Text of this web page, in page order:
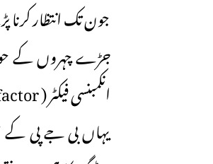
جون تک انتظار
جڑے چہروں کے
انکمبنسی فیکٹر ( anti imcumbancy factor )نے بھی کہیں دوبارہ کام کرنا نہ شروع کر دیا ہو۔
یہاں بی جے پی کے